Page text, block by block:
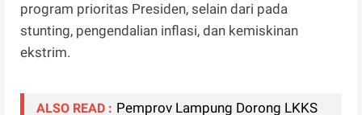
program prioritas Presiden, selain dari pada
stunting, pengendalian inflasi, dan kemiskinan
ekstrim.
ALSO READ : Pemprov Lampung Dorong LKKS